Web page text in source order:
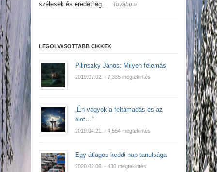
szélesek és eredetileg…
Tovább »
LEGOLVASOTTABB CIKKEK
Pilinszky János: Milyen felemás
2019.07.02. - 7,335 megtekintés
„Én vagyok a feltámadás és az
élet…”
2019.04.21. - 4,554 megtekintés
Egy átlagos keddi nap tanulsága
2020.02.06. - 430 megtekintés